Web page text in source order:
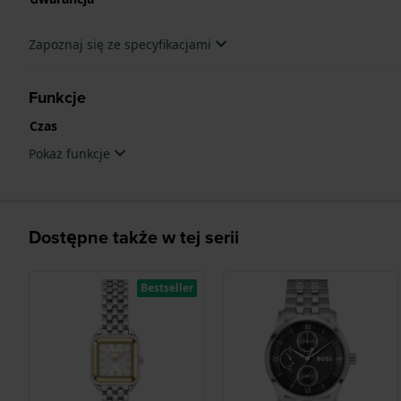
Zapoznaj się ze specyfikacjami
Funkcje
Czas
Pokaż funkcje
Dostępne także w tej serii
Bestseller